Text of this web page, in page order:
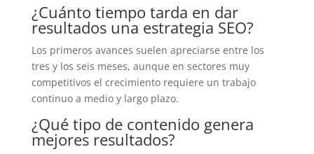
¿Cuánto tiempo tarda en dar
resultados una estrategia SEO?
Los primeros avances suelen apreciarse entre los
tres y los seis meses, aunque en sectores muy
competitivos el crecimiento requiere un trabajo
continuo a medio y largo plazo.
¿Qué tipo de contenido genera
mejores resultados?